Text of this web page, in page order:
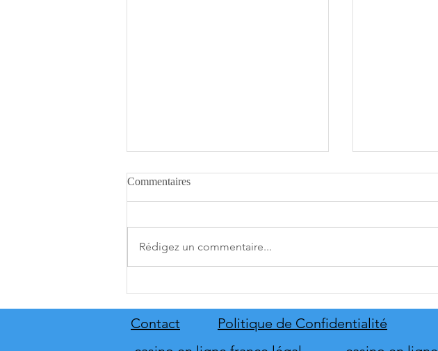
Commentaires
Rédigez un commentaire...
Contact Politique de Confidentialité